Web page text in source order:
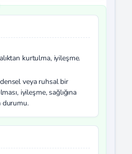
kurtulma, iyileşme.
veya ruhsal bir
iyileşme, sağlığına
durumu.